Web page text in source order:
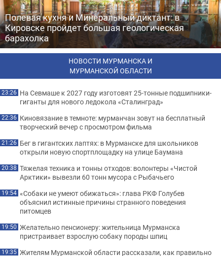
Полевая кухня и Минеральный диктант: в
Кировске пройдет большая геологическая
барахолка
НОВОСТИ МУРМАНСКА И
МУРМАНСКОЙ ОБЛАСТИ
23:26 На Севмаше к 2027 году изготовят 25-тонные подшипники-
гиганты для нового ледокола «Сталинград»
22:36 Киновязание в темноте: мурманчан зовут на бесплатный
творческий вечер с просмотром фильма
21:26 Бег в гигантских лаптях: в Мурманске для школьников
открыли новую спортплощадку на улице Баумана
20:38 Тяжелая техника и тонны отходов: волонтеры «Чистой
Арктики» вывезли 60 тонн мусора с Рыбачьего
19:54 «Собаки не умеют обижаться»: глава РКФ Голубев
объяснил истинные причины странного поведения
питомцев
19:50 Желательно пенсионеру: жительница Мурманска
пристраивает взрослую собаку породы шпиц
19:35 Жителям Мурманской области рассказали, как правильно